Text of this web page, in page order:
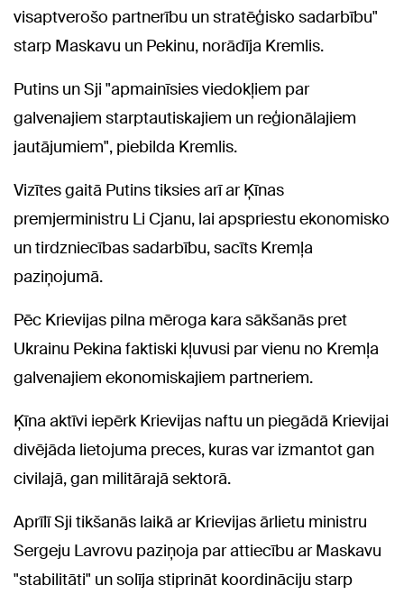
visaptverošo partnerību un stratēģisko sadarbību"
starp Maskavu un Pekinu, norādīja Kremlis.
Putins un Sji "apmainīsies viedokļiem par
galvenajiem starptautiskajiem un reģionālajiem
jautājumiem", piebilda Kremlis.
Vizītes gaitā Putins tiksies arī ar Ķīnas
premjerministru Li Cjanu, lai apspriestu ekonomisko
un tirdzniecības sadarbību, sacīts Kremļa
paziņojumā.
Pēc Krievijas pilna mēroga kara sākšanās pret
Ukrainu Pekina faktiski kļuvusi par vienu no Kremļa
galvenajiem ekonomiskajiem partneriem.
Ķīna aktīvi iepērk Krievijas naftu un piegādā Krievijai
divējāda lietojuma preces, kuras var izmantot gan
civilajā, gan militārajā sektorā.
Aprīlī Sji tikšanās laikā ar Krievijas ārlietu ministru
Sergeju Lavrovu paziņoja par attiecību ar Maskavu
"stabilitāti" un solīja stiprināt koordināciju starp